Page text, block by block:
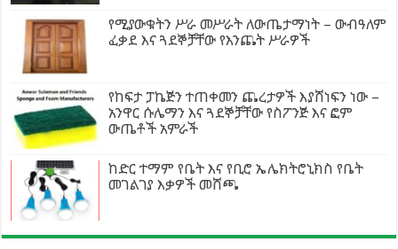
የሚያውቁትን ሥራ መሥራት ለውጤታማነት – ውብዓለም
ፈቃደ እና ጓደኞቻቸው የእንጨት ሥራዎች
የከፍታ ፓኬጅን ተጠቀመን ጨረታዎች እያሸነፍን ነው –
አንዋር ሱሌማን እና ጓደኞቻቸው የስፖንጅ እና ፎም
ውጤቶች አምራች
ከድር ተማም የቤት እና የቢሮ ኤሌክትሮኒክስ የቤት
መገልገያ እቃዎች መሸጫ